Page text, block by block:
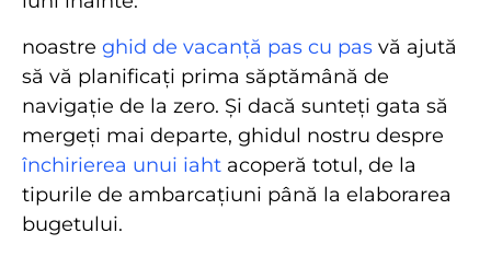
noastre ghid de vacanță pas cu pas vă ajută
să vă planificați prima săptămână de
navigație de la zero. Și dacă sunteți gata să
mergeți mai departe, ghidul nostru despre
închirierea unui iaht acoperă totul, de la
tipurile de ambarcațiuni până la elaborarea
bugetului.